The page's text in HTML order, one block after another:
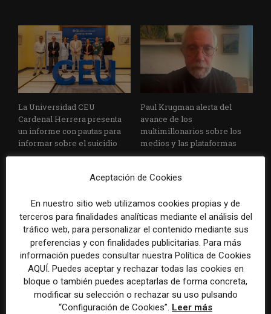
La Universidad CEU
Cardenal Herrera presenta
un informe con pautas para
informar sobre el suicidio
Paul Krugman alerta del
avance de los
multimillonarios sobre los
medios y las plataformas
La Marea cierra 2025 con
superávit, pero su
cooperativa pierde 38.542
euros
El Premio Gabo 2026
reconoce cinco historias de
Brasil, España y El Salvador
sobre el poder, la memoria y
la violencia
Aceptación de Cookies
En nuestro sitio web utilizamos cookies propias y de
terceros para finalidades analíticas mediante el análisis del
tráfico web, para personalizar el contenido mediante sus
preferencias y con finalidades publicitarias. Para más
información puedes consultar nuestra Política de Cookies
AQUÍ. Puedes aceptar y rechazar todas las cookies en
bloque o también puedes aceptarlas de forma concreta,
modificar su selección o rechazar su uso pulsando
“Configuración de Cookies”. Leer más